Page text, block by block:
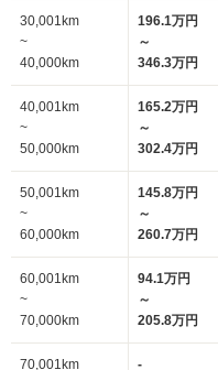
30,001km
~
40,000km
196.1万円
～
346.3万円
40,001km
~
50,000km
165.2万円
～
302.4万円
50,001km
~
60,000km
145.8万円
～
260.7万円
60,001km
~
70,000km
94.1万円
～
205.8万円
70,001km
-